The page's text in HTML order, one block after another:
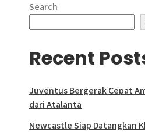
Search
Recent
Juventus Bergerak Cepat
dari Atalanta
Newcastle Siap Datangkan